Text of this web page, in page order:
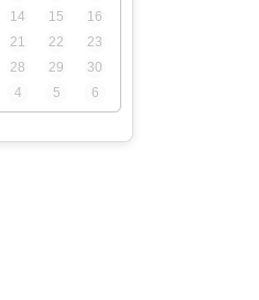
14 15
16
21 22
23
28 29
30
4 5 6